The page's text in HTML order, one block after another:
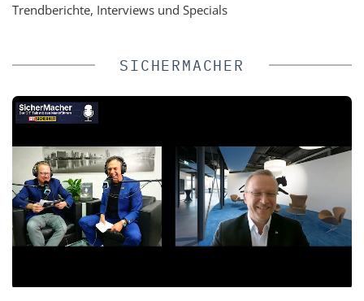
Trendberichte, Interviews und Specials
SICHERMACHER